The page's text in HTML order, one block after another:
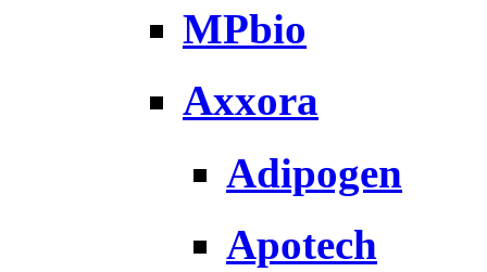
MPbio
Axxora
Adipogen
Apotech